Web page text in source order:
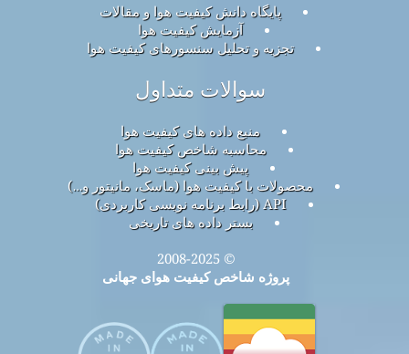
پایگاه دانش کیفیت هوا و مقالات
آزمایش کیفیت هوا
تجزیه و تحلیل سنسورهای کیفیت هوا
سوالات متداول
منبع داده های کیفیت هوا
محاسبه شاخص کیفیت هوا
پیش بینی کیفیت هوا
محصولات با کیفیت هوا (ماسک، مانیتور و…)
API (رابط برنامه نویسی کاربردی)
بستر داده های تاریخی
© 2008-2025
پروژه شاخص کیفیت هوای جهانی